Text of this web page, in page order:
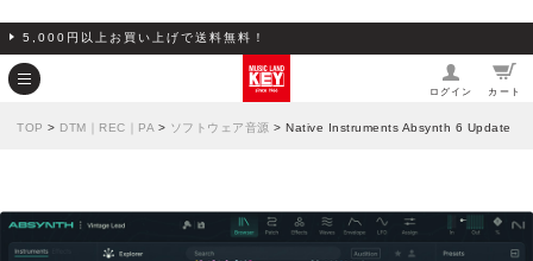
5,000円以上お買い上げで送料無料！
ログイン カート
TOP > DTM｜REC｜PA > ソフトウェア音源 > Native Instruments Absynth 6 Update